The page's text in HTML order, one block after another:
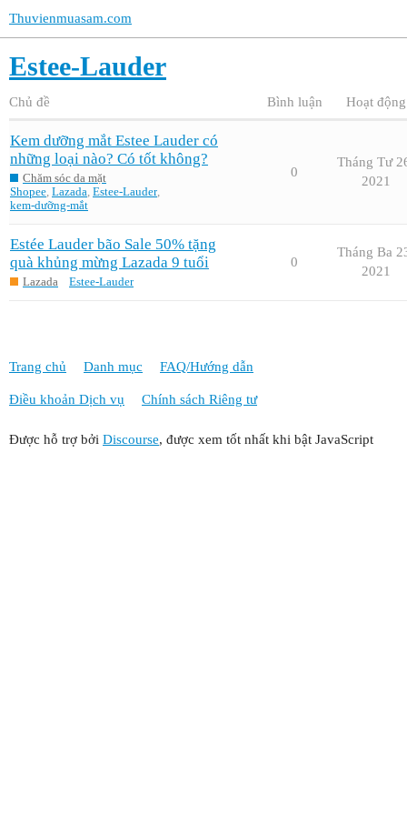
Thuvienmuasam.com
Estee-Lauder
Chủ đề Bình luận Hoạt động
Kem dưỡng mắt Estee Lauder có
những loại nào? Có tốt không?
Chăm sóc da mặt
Shopee, Lazada, Estee-Lauder,
kem-dưỡng-mắt
0
Tháng Tư
2021
Estée Lauder bão Sale 50% tặng
quà khủng mừng Lazada 9 tuổi
Lazada Estee-Lauder
0
Tháng Ba
2021
Trang chủ Danh mục FAQ/Hướng dẫn
Điều khoản Dịch vụ Chính sách Riêng tư
Được hỗ trợ bởi Discourse, được xem tốt nhất khi bật JavaScript